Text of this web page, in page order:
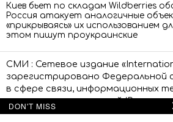
Киев бьет по складам Wildberries
Россия атакует аналогичные
«прикрываясь» их использованием
этом пишут проукраинские
СМИ : Сетевое издание
зарегистрировано Федеральной
в сфере связи, информационных
массовых коммуникаций
номером ЭЛ № ФС 77 – 86873.
DON'T MISS